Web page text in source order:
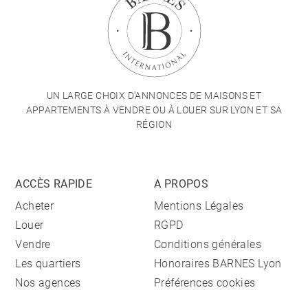
UN LARGE CHOIX D'ANNONCES DE MAISONS ET
APPARTEMENTS À VENDRE OU À LOUER SUR LYON ET SA
RÉGION
ACCÈS RAPIDE
Acheter
Louer
Vendre
Les quartiers
Nos agences
A PROPOS
Mentions Légales
RGPD
Conditions générales
Honoraires BARNES Lyon
Préférences cookies